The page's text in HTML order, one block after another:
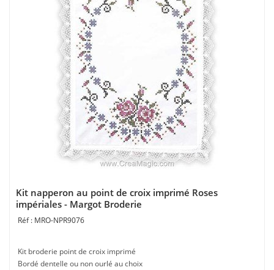
Kit napperon au point de croix imprimé Roses
impériales - Margot Broderie
MRO-NPR9076
Kit broderie point de croix imprimé
Bordé dentelle ou non ourlé au choix